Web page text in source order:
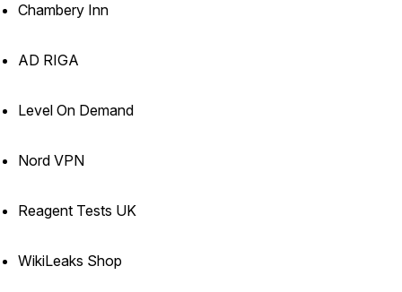
Chambery Inn
AD RIGA
Level On Demand
Nord VPN
Reagent Tests UK
WikiLeaks Shop